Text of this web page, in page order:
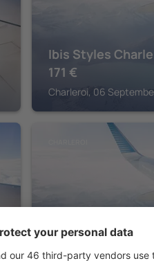
Ibis Styles
171 €
Charleroi, 06
Ibis Charleroi